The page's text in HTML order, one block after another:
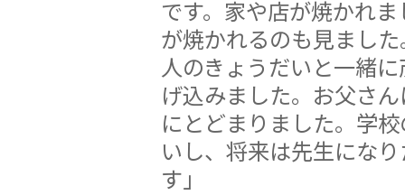
です。家や店が焼かれ
が焼かれるのも見まし
人のきょうだいと一緒
げ込みました。お父さ
にとどまりました。学
いし、将来は先生にな
す」